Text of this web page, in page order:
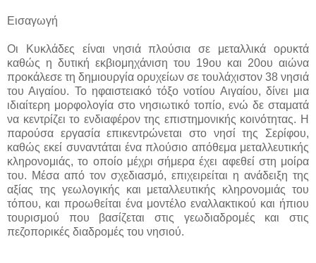
Εισαγωγή
Οι Κυκλάδες είναι νησιά πλούσια σε μεταλλικά ορυκτά
καθώς η δυτική εκβιομηχάνιση του 19ου και 20ου αιώνα
προκάλεσε τη δημιουργία ορυχείων σε τουλάχιστον 38 νησιά
του Αιγαίου. Το ηφαιστειακό τόξο νοτίου Αιγαίου, δίνει μια
ιδιαίτερη μορφολογία στο νησιωτικό τοπίο, ενώ δε σταματά
να κεντρίζει το ενδιαφέρον της επιστημονικής κοινότητας. Η
παρούσα εργασία επικεντρώνεται στο νησί της Σερίφου,
καθώς εκεί συναντάται ένα πλούσιο απόθεμα μεταλλευτικής
κληρονομιάς, το οποίο μέχρι σήμερα έχει αφεθεί στη μοίρα
του. Μέσα από τον σχεδιασμό, επιχειρείται η ανάδειξη της
αξίας της γεωλογικής και μεταλλευτικής κληρονομιάς του
τόπου, και προωθείται ένα μοντέλο εναλλακτικού και ήπιου
τουρισμού που βασίζεται στις γεωδιαδρομές και στις
πεζοπορικές διαδρομές του νησιού.